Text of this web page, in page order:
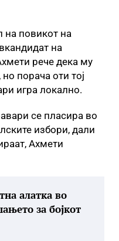
на повикот на
на
рече дека му
порача оти тој
игра локално.
се пласира во
избори, дали
Ахмети
алатка во
за бојкот